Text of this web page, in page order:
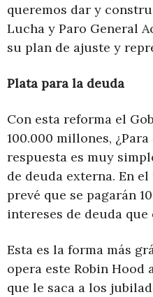
queremos dar y
Lucha y Paro General
su plan de ajuste y
Plata para la deuda
Con esta reforma el
100.000 millones,
respuesta es muy
de deuda externa. En
prevé que se pagarán
intereses de deuda que
Esta es la forma más
opera este Robin Hood
que le saca a los